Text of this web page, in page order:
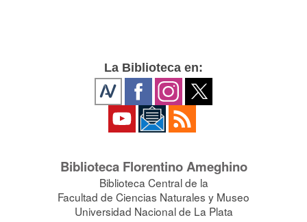
La Biblioteca en:
Biblioteca Florentino Ameghino
Biblioteca Central de la
Facultad de Ciencias Naturales y Museo
Universidad Nacional de La Plata